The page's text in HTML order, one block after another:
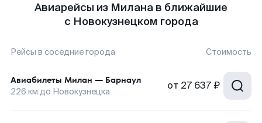
Авиарейсы из Милана в ближайшие
с Новокузнецком города
Рейсы в соседние города Стоимость
Авиабилеты Милан — Барнаул
226 км до Новокузнецка от 27 637 ₽